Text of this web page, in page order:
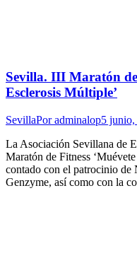
Sevilla. III Maratón
Esclerosis Múltiple’
SevillaPoradminalop5
La Asociación Sevillana de
Maratón de Fitness
contado con el patrocinio
Genzyme, así como con la